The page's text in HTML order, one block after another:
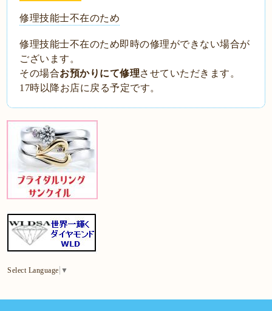
修理技能士不在のため
修理技能士不在のため即時の修理ができない場合が
ございます。
その場合お預かりにて修理させていただきます。
17時以降お店に戻る予定です。
Select Language ▼